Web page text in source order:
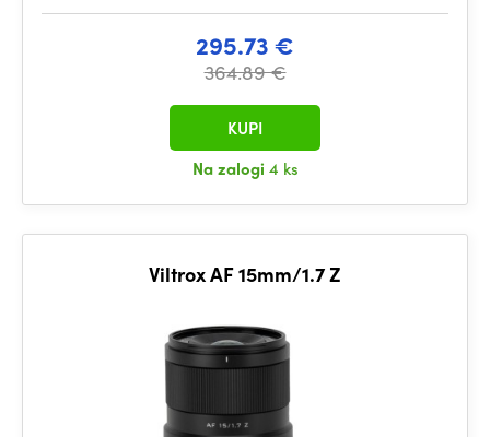
295.73 €
364.89 €
Na zalogi 4 ks
KUPI
Viltrox AF 15mm/1.7 Z